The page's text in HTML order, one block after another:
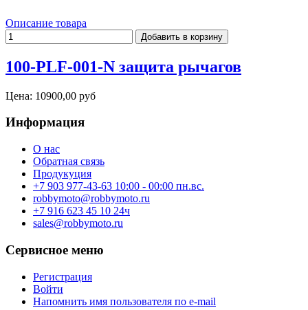
Описание товара
100-PLF-001-N защита рычагов
Цена: 10900,00 руб
Информация
О нас
Обратная связь
Продукуция
+7 903 977-43-63 10:00 - 00:00 пн.вс.
robbymoto@robbymoto.ru
+7 916 623 45 10 24ч
sales@robbymoto.ru
Сервисное меню
Регистрация
Войти
Напомнить имя пользователя по e-mail